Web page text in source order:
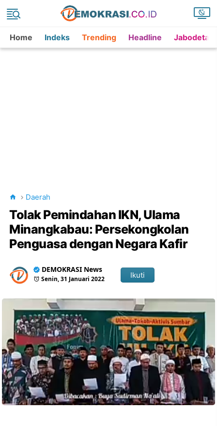
Home Indeks Trending Headline
Daerah
Tolak Pemindahan IKN, Ulama
Minangkabau: Persekongkolan
Penguasa dengan Negara Kafir
DEMOKRASI News
Senin, 31 Januari 2022 Ikuti